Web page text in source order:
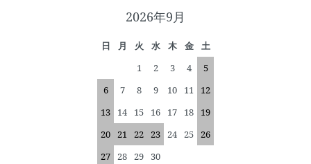
2026年9月
日 月 火 水 木 金
土
1
2 3 4
5
6
7 8 9 10 11
12
13
14 15 16 17 18
19
20 21 22 23 24 25 26
27 28 29 30